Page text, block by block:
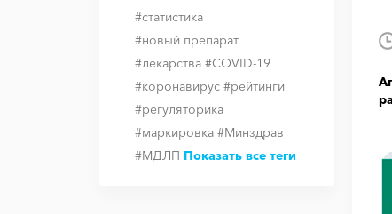
#статистика
#новый препарат
#лекарства #COVID-19
#коронавирус #рейтинги
#регуляторика
#маркировка #Минздрав
#МДЛП Показать все теги